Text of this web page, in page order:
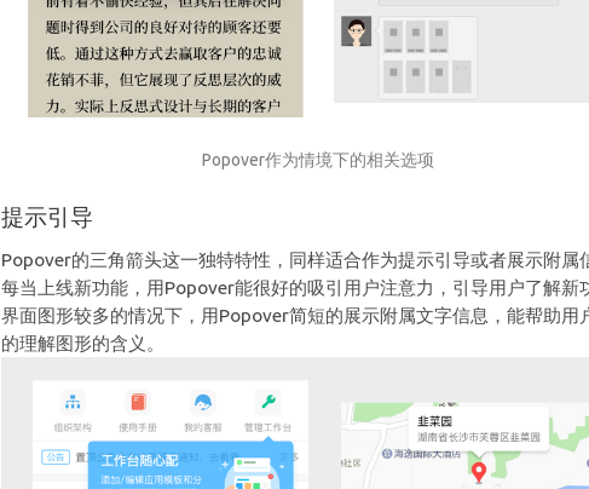
Popover作为情境下的相关选项
提示引导
Popover的三角箭头这一独特特性，同样适合作为提示引导或者展示附属
每当上线新功能，用Popover能很好的吸引用户注意力，引导用户了解新
界面图形较多的情况下，用Popover简短的展示附属文字信息，能帮助用
的理解图形的含义。